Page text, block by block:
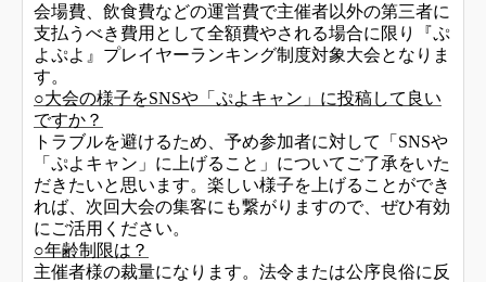
会場費、飲食費などの運営費で主催者以外の第三者に
支払うべき費用として全額費やされる場合に限り『ぷ
よぷよ』プレイヤーランキング制度対象大会となりま
す。
○大会の様子をSNSや「ぷよキャン」に投稿して良い
ですか？
トラブルを避けるため、予め参加者に対して「SNSや
「ぷよキャン」に上げること」についてご了承をいた
だきたいと思います。楽しい様子を上げることができ
れば、次回大会の集客にも繋がりますので、ぜひ有効
にご活用ください。
○年齢制限は？
主催者様の裁量になります。法令または公序良俗に反